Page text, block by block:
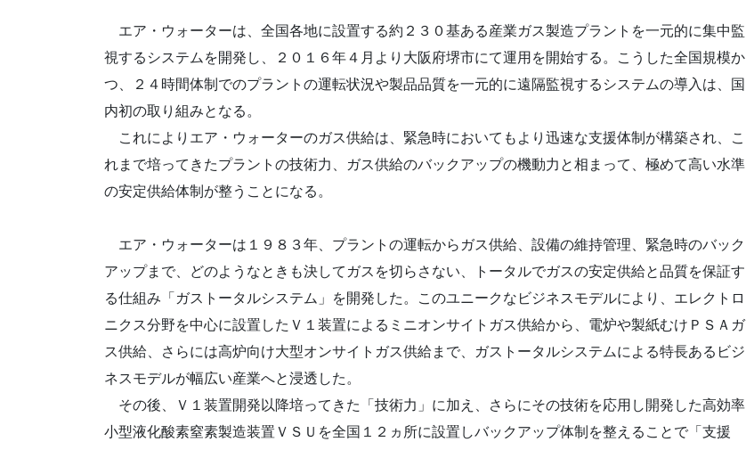
エア・ウォーターは、全国各地に設置する約２３０基ある産業ガス製造プラントを一元的に集中監
視するシステムを開発し、２０１６年４月より大阪府堺市にて運用を開始する。こうした全国規模か
つ、２４時間体制でのプラントの運転状況や製品品質を一元的に遠隔監視するシステムの導入は、国
内初の取り組みとなる。
これによりエア・ウォーターのガス供給は、緊急時においてもより迅速な支援体制が構築され、こ
れまで培ってきたプラントの技術力、ガス供給のバックアップの機動力と相まって、極めて高い水準
の安定供給体制が整うことになる。
エア・ウォーターは１９８３年、プラントの運転からガス供給、設備の維持管理、緊急時のバック
アップまで、どのようなときも決してガスを切らさない、トータルでガスの安定供給と品質を保証す
る仕組み「ガストータルシステム」を開発した。このユニークなビジネスモデルにより、エレクトロ
ニクス分野を中心に設置したＶ１装置によるミニオンサイトガス供給から、電炉や製紙むけＰＳＡガ
ス供給、さらには高炉向け大型オンサイトガス供給まで、ガストータルシステムによる特長あるビジ
ネスモデルが幅広い産業へと浸透した。
その後、Ｖ１装置開発以降培ってきた「技術力」に加え、さらにその技術を応用し開発した高効率
小型液化酸素窒素製造装置ＶＳＵを全国１２ヵ所に設置しバックアップ体制を整えることで「支援